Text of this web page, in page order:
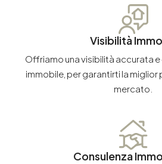
Visibilità
Offriamo una visibilità accurata
immobile, per garantirti la
mercato.
Consulenza